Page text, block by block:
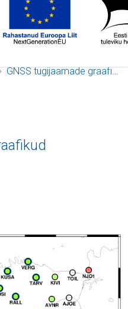
GNSS tugijaamade graafikud